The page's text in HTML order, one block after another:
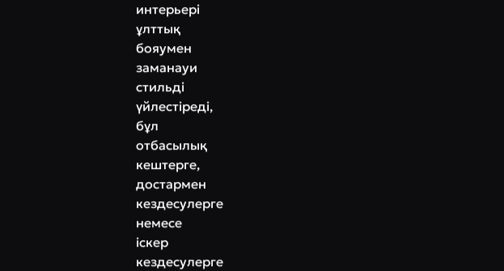
интерьері
ұлттық
бояумен
заманауи
стильді
үйлестіреді,
бұл
отбасылық
кештерге,
достармен
кездесулерге
немесе
іскер
кездесулерге